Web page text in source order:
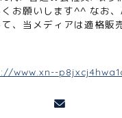
お願いします^^ なお
、当メディアは適格販
www.xn--